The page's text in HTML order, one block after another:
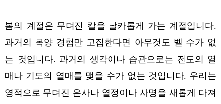
봄의 계절은 무뎌진 칼을 날카롭게 가는 계절입니다.
과거의 목양 경험만 고집한다면 아무것도 벨 수가 없
는 것입니다. 과거의 생각이나 습관으로는 전도의 열
매나 기도의 열매를 맺을 수가 없는 것입니다. 우리는
영적으로 무뎌진 은사나 열정이나 사명을 새롭게 다져